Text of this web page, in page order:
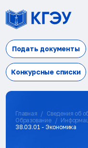
Подать документы
Конкурсные списки
Главная
Сведения об
Образование
38.03.01 - Экономика